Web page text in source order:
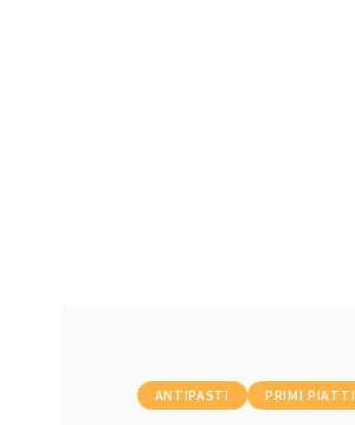
ANTIPASTI PRIMI PIATTI